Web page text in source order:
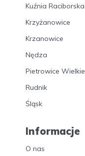
Kuźnia Raciborska
Krzyżanowice
Krzanowice
Nędza
Pietrowice Wielkie
Rudnik
Śląsk
Informacje
O nas